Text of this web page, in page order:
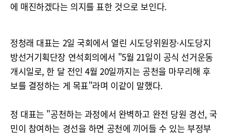
에 매진하겠다는 의지를 표한 것으로 보인다.
정청래 대표는 2일 국회에서 열린 시도당위원장·시도당지
방선거기획단장 연석회의에서 "5월 21일이 공식 선거운동
개시일로, 한 달 전인 4월 20일까지는 공천을 마무리해 후
보를 결정하는 게 목표"라며 이같이 말했다.
정 대표는 "공천하는 과정에서 완벽하고 완전 당원 경선, 국
민이 참여하는 경선을 하면 공천에 끼어들 수 있는 부정부